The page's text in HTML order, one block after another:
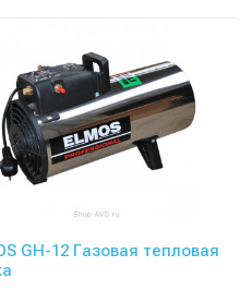
GH-12 Газовая тепловая